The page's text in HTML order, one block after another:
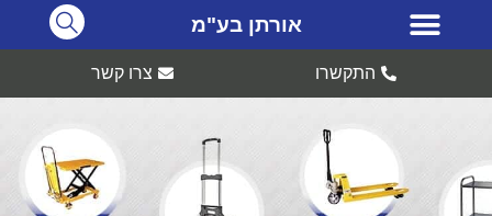
אורתן בע"מ
התקשרו צרו קשר